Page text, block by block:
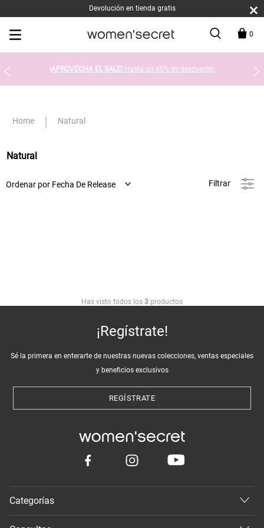
Devolución en tienda gratis
0
¡APROVECHA EL SALE! Hasta un 60% de descuento.
Natural
Natural
Ordenar por Fecha De Release Filtrar
Has visto todos los 3 productos
¡Regístrate!
Sé la primera en enterarte de nuestras nuevas colecciones, ventas especiales
y beneficios exclusivos
REGÍSTRATE
Categorías